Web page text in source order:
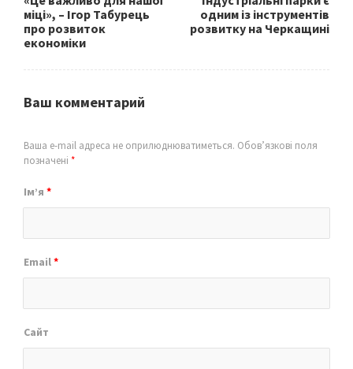
міці», – Ігор Табурець
про розвиток
економіки
одним із інструментів
розвитку на Черкащині
Ваш комментарий
Ваша e-mail адреса не оприлюднюватиметься. Обов’язкові поля
позначені *
Ім’я *
Email*
Сайт